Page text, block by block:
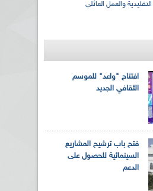
والعمل العائلي
افتتاح "واعد" للموسم
الثقافي الجديد
فتح باب ترشيح المشاريع
السينمائية للحصول على
الدعم